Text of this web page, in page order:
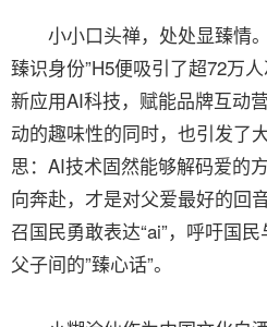
小小口头禅，处处显臻情。
臻识身份”H5便吸引了超72万
新应用AI科技，赋能品牌互动
动的趣味性的同时，也引发了
思：AI技术固然能够解码爱的
向奔赴，才是对父爱最好的回
召国民勇敢表达“ai”，呼吁国
父子间的”臻心话”。